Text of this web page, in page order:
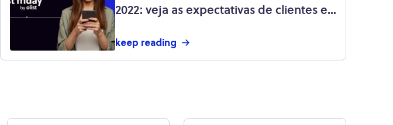
2022: veja as expectativas de clientes e
keep reading